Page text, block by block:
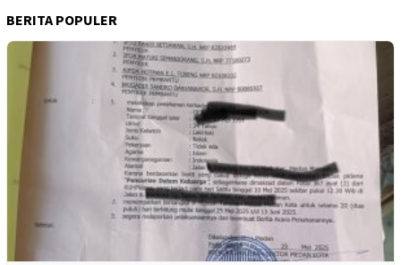
BERITA POPULER